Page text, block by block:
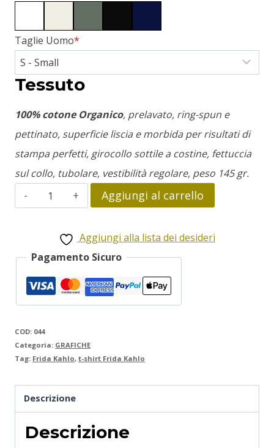
*
Taglie Uomo
Tessuto
100% cotone Organico, prelavato, ring-spun e
pettinato, superficie liscia e morbida per risultati di
stampa perfetti, girocollo sottile a costine, fettuccia
sul collo, tubolare, vestibilità regolare, peso 145 gr.
Frida
Kahlo
quantità
Aggiungi al carrello
Aggiungi alla lista dei desideri
Pagamento Sicuro
COD: 044
Categoria: GRAFICHE
Tag: Frida Kahlo, t-shirt Frida Kahlo
Descrizione
Descrizione